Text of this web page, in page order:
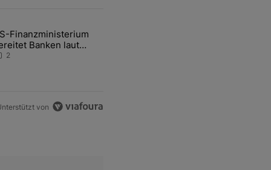
Artikel der letzten 7 days.
Awareness: Alles über den Retter-Deal" mit 3 kommentare.
mit dem Titel "US-Finanzministerium bereitet Banken laut
Finanzministerium
Banken laut
auf eventuelle
2
von